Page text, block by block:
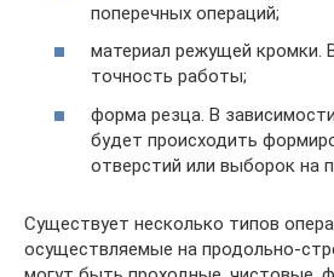
поперечных операций;
материал режущей кромки.
точность работы;
форма резца. В
будет происходить
отверстий или выборок на
Существует несколько типов
осуществляемые на продольно-